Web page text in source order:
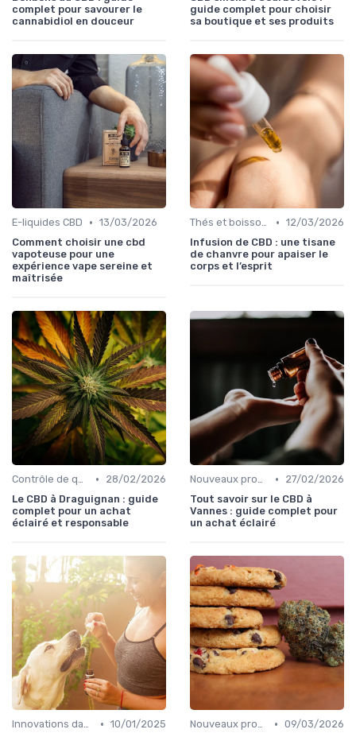
complet pour savourer le
cannabidiol en douceur
guide complet pour choisir
sa boutique et ses produits
E-liquides CBD • 13/03/2026
Comment choisir une cbd
vapoteuse pour une
expérience vape sereine et
maîtrisée
Thés et boissons infusés • 12/03/2026
Infusion de CBD : une tisane
de chanvre pour apaiser le
corps et l’esprit
Contrôle de qualité •
28/02/2026
Le CBD à Draguignan : guide
complet pour un achat
éclairé et responsable
Nouveaux produits •
27/02/2026
Tout savoir sur le CBD à
Vannes : guide complet pour
un achat éclairé
Innovations dans le CBD • 10/01/2025
Nouveaux produits • 09/03/2026